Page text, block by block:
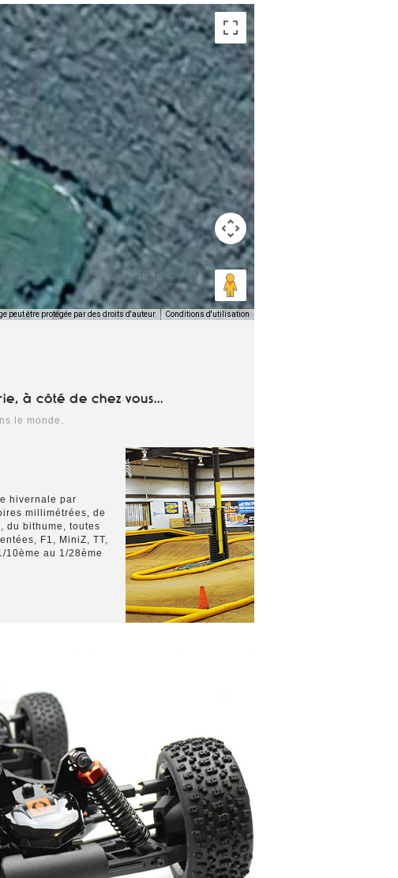
peut être protégée par des droits d'auteur Conditions d'utilisation
à côté de chez vous...
le monde.
hivernale par
millimétrées, de
du bithume, toutes
F1, MiniZ, TT,
10ème au 1/28ème